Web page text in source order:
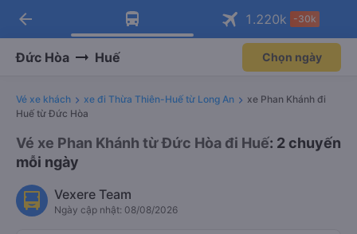
Tải app Vexere ngay!
Nhận ưu đãi thành viên độc
Mở app
Tải app Vexere
-30k/ghế khi đặt vé máy bay qua
Mở app
arrow_back 1.220k -30k
Đức Hòa Huế Chọn ngày
Vé xe khách xe đi Thừa Thiên-Huế từ Long An
xe Phan Khánh đi
Huế từ Đức Hòa
Vé xe Phan Khánh từ Đức Hòa đi Huế: 2 chuyến
mỗi ngày
Vexere Team
Ngày cập nhật: 08/08/2026